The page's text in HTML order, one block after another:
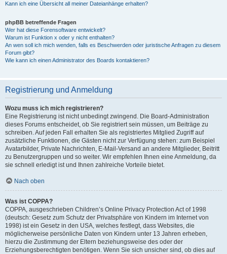
Kann ich eine Übersicht all meiner Dateianhänge erhalten?
phpBB betreffende Fragen
Wer hat diese Forensoftware entwickelt?
Warum ist Funktion x oder y nicht enthalten?
An wen soll ich mich wenden, falls es Beschwerden oder juristische Anfragen zu diesem
Forum gibt?
Wie kann ich einen Administrator des Boards kontaktieren?
Registrierung und Anmeldung
Wozu muss ich mich registrieren?
Eine Registrierung ist nicht unbedingt zwingend. Die Board-Administration
dieses Forums entscheidet, ob Sie registriert sein müssen, um Beiträge zu
schreiben. Auf jeden Fall erhalten Sie als registriertes Mitglied Zugriff auf
zusätzliche Funktionen, die Gästen nicht zur Verfügung stehen: zum Beispiel
Avatarbilder, Private Nachrichten, E-Mail-Versand an andere Mitglieder, Beitritt
zu Benutzergruppen und so weiter. Wir empfehlen Ihnen eine Anmeldung, da
sie schnell erledigt ist und Ihnen zahlreiche Vorteile bietet.
Nach oben
Was ist COPPA?
COPPA, ausgeschrieben Children’s Online Privacy Protection Act of 1998
(deutsch: Gesetz zum Schutz der Privatsphäre von Kindern im Internet von
1998) ist ein Gesetz in den USA, welches festlegt, dass Websites, die
möglicherweise persönliche Daten von Kindern unter 13 Jahren erheben,
hierzu die Zustimmung der Eltern beziehungsweise des oder der
Erziehungsberechtigten benötigen. Wenn Sie sich unsicher sind, ob dies auf